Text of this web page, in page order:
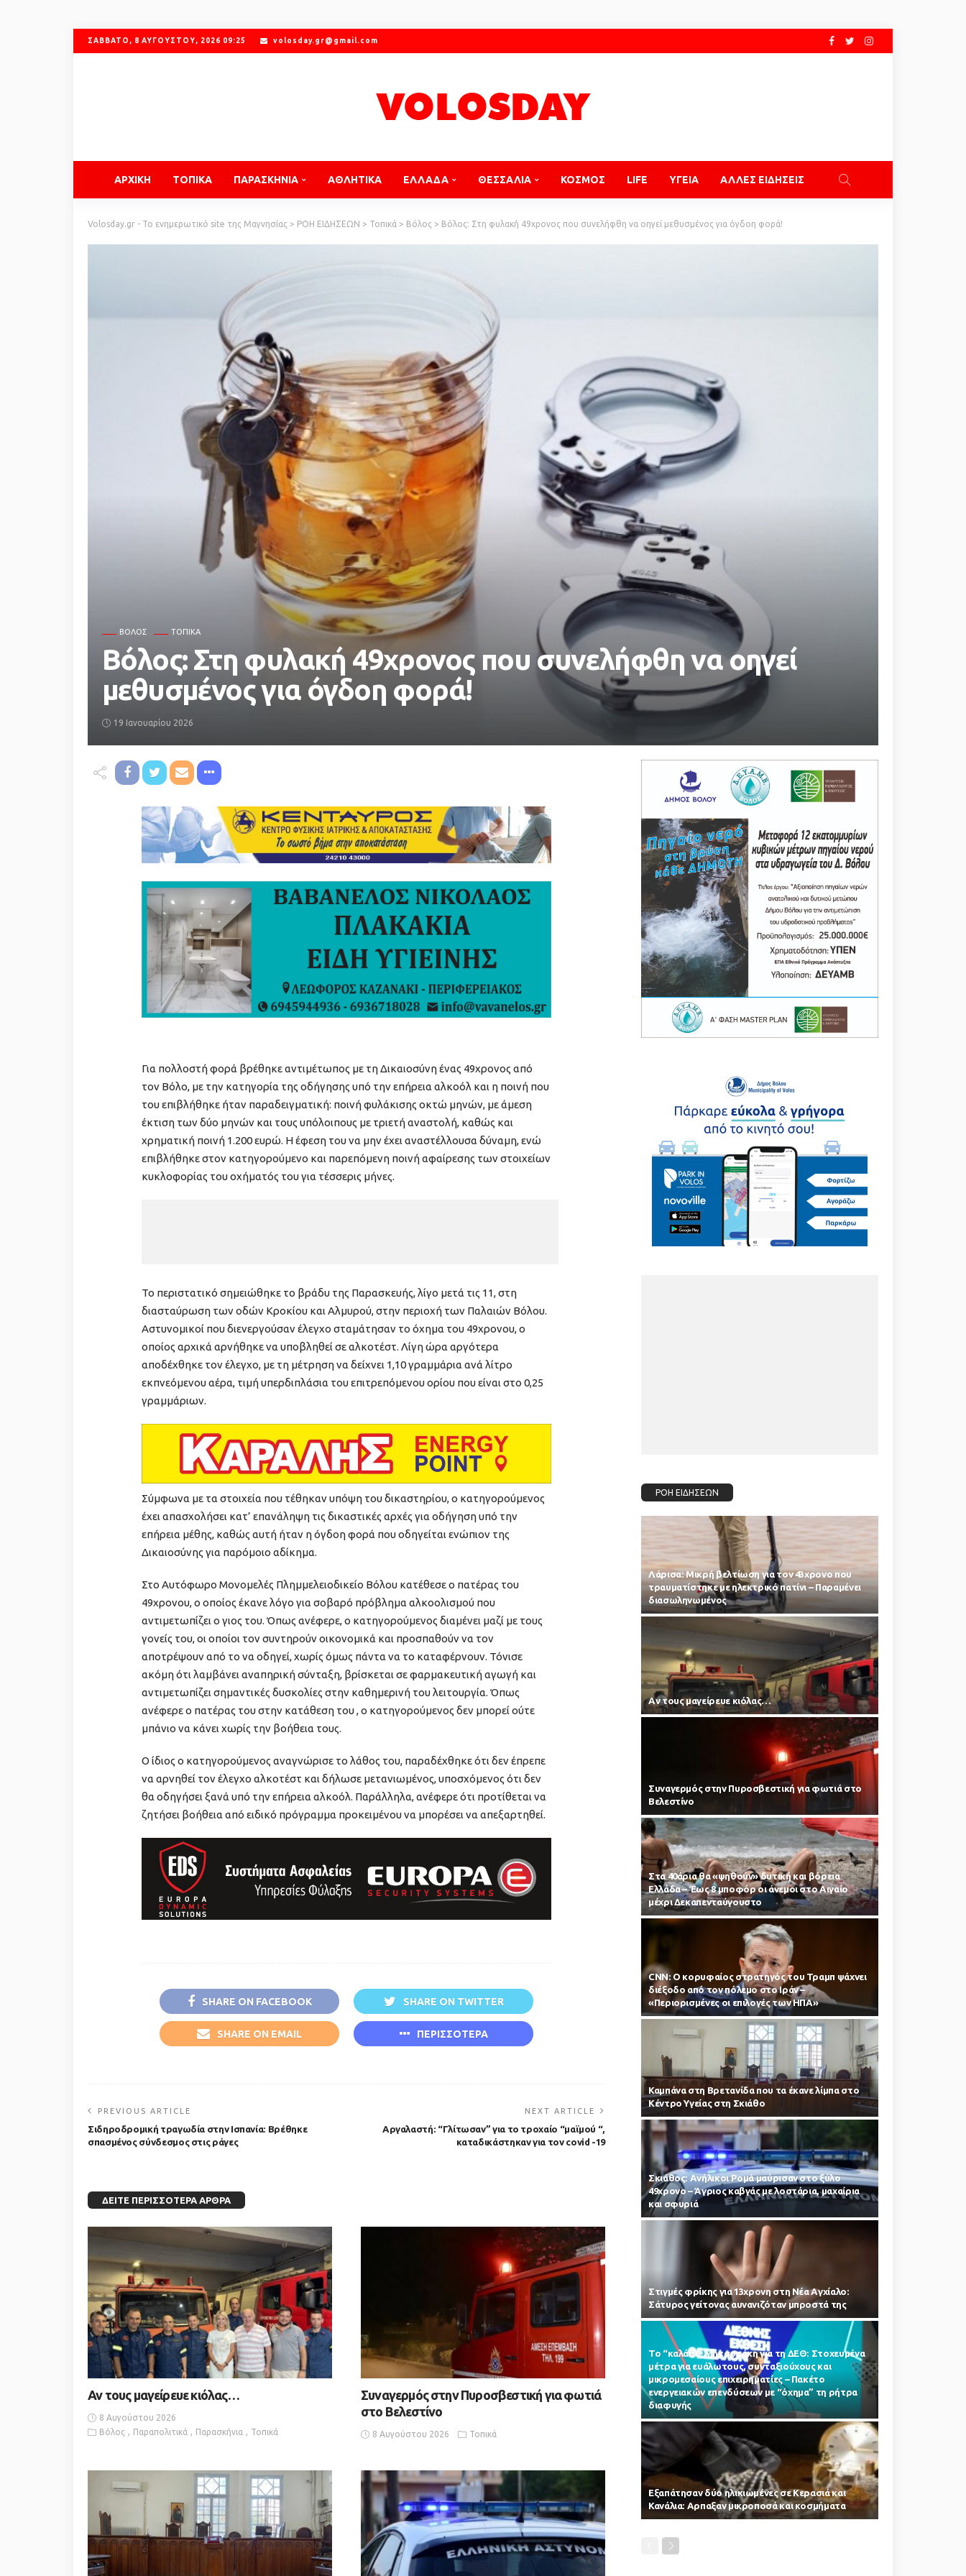
ΣΆΒΒΑΤΟ, 8 ΑΥΓΟΎΣΤΟΥ, 2026 09:25 volosday.gr@gmail.com
ΑΡΧΙΚΗ ΤΟΠΙΚΑ ΠΑΡΑΣΚΗΝΙΑ ΑΘΛΗΤΙΚΑ ΕΛΛΑΔΑ ΘΕΣΣΑΛΙΑ ΚΟΣΜΟΣ LIFE ΥΓΕΙΑ ΑΛΛΕΣ ΕΙΔΗΣΕΙΣ
Volosday.gr - Το ενημερωτικό site της Μαγνησίας > ΡΟΗ ΕΙΔΗΣΕΩΝ > Τοπικά > Βόλος > Βόλος: Στη φυλακή 49χρονος που συνελήφθη να οηγεί μεθυσμένος για όγδοη φορά!
ΒΌΛΟΣ ΤΟΠΙΚΆ
Βόλος: Στη φυλακή 49χρονος που συνελήφθη να οηγεί
μεθυσμένος για όγδοη φορά!
19 Ιανουαρίου 2026
Για πολλοστή φορά βρέθηκε αντιμέτωπος με τη Δικαιοσύνη ένας 49χρονος από
τον Βόλο, με την κατηγορία της οδήγησης υπό την επήρεια αλκοόλ και η ποινή που
του επιβλήθηκε ήταν παραδειγματική: ποινή φυλάκισης οκτώ μηνών, με άμεση
έκτιση των δύο μηνών και τους υπόλοιπους με τριετή αναστολή, καθώς και
χρηματική ποινή 1.200 ευρώ. Η έφεση του να μην έχει αναστέλλουσα δύναμη, ενώ
επιβλήθηκε στον κατηγορούμενο και παρεπόμενη ποινή αφαίρεσης των στοιχείων
κυκλοφορίας του οχήματός του για τέσσερις μήνες.
Το περιστατικό σημειώθηκε το βράδυ της Παρασκευής, λίγο μετά τις 11, στη
διασταύρωση των οδών Κροκίου και Αλμυρού, στην περιοχή των Παλαιών Βόλου.
Αστυνομικοί που διενεργούσαν έλεγχο σταμάτησαν το όχημα του 49χρονου, ο
οποίος αρχικά αρνήθηκε να υποβληθεί σε αλκοτέστ. Λίγη ώρα αργότερα
αποδέχθηκε τον έλεγχο, με τη μέτρηση να δείχνει 1,10 γραμμάρια ανά λίτρο
εκπνεόμενου αέρα, τιμή υπερδιπλάσια του επιτρεπόμενου ορίου που είναι στο 0,25
γραμμάριων.
Σύμφωνα με τα στοιχεία που τέθηκαν υπόψη του δικαστηρίου, ο κατηγορούμενος
έχει απασχολήσει κατ’ επανάληψη τις δικαστικές αρχές για οδήγηση υπό την
επήρεια μέθης, καθώς αυτή ήταν η όγδοη φορά που οδηγείται ενώπιον της
Δικαιοσύνης για παρόμοιο αδίκημα.
Στο Αυτόφωρο Μονομελές Πλημμελειοδικείο Βόλου κατέθεσε ο πατέρας του
49χρονου, ο οποίος έκανε λόγο για σοβαρό πρόβλημα αλκοολισμού που
αντιμετωπίζει ο γιος του. Όπως ανέφερε, ο κατηγορούμενος διαμένει μαζί με τους
γονείς του, οι οποίοι τον συντηρούν οικονομικά και προσπαθούν να τον
αποτρέψουν από το να οδηγεί, χωρίς όμως πάντα να το καταφέρνουν. Τόνισε
ακόμη ότι λαμβάνει αναπηρική σύνταξη, βρίσκεται σε φαρμακευτική αγωγή και
αντιμετωπίζει σημαντικές δυσκολίες στην καθημερινή του λειτουργία. Όπως
ανέφερε ο πατέρας του στην κατάθεση του , ο κατηγορούμενος δεν μπορεί ούτε
μπάνιο να κάνει χωρίς την βοήθεια τους.
Ο ίδιος ο κατηγορούμενος αναγνώρισε το λάθος του, παραδέχθηκε ότι δεν έπρεπε
να αρνηθεί τον έλεγχο αλκοτέστ και δήλωσε μετανιωμένος, υποσχόμενος ότι δεν
θα οδηγήσει ξανά υπό την επήρεια αλκοόλ. Παράλληλα, ανέφερε ότι προτίθεται να
ζητήσει βοήθεια από ειδικό πρόγραμμα προκειμένου να μπορέσει να απεξαρτηθεί.
SHARE ON FACEBOOK SHARE ON TWITTER
SHARE ON EMAIL ΠΕΡΙΣΣΟΤΕΡΑ
PREVIOUS ARTICLE
Σιδηροδρομική τραγωδία στην Ισπανία: Βρέθηκε
σπασμένος σύνδεσμος στις ράγες
NEXT ARTICLE
Αργαλαστή: “Γλίτωσαν” για το τροχαίο “μαϊμού “,
καταδικάστηκαν για τον covid -19
ΔΕΊΤΕ ΠΕΡΙΣΣΌΤΕΡΑ ΆΡΘΡΑ
Αν τους μαγείρευε κιόλας…
8 Αυγούστου 2026
Βόλος
Παραπολιτικά Παρασκήνια Τοπικά
Συναγερμός στην Πυροσβεστική για φωτιά
στο Βελεστίνο
8 Αυγούστου 2026 Τοπικά
ΡΟΗ ΕΙΔΗΣΕΩΝ
Λάρισα: Μικρή βελτίωση για τον 43χρονο που
τραυματίστηκε με ηλεκτρικό πατίνι – Παραμένει
διασωληνωμένος
Αν τους μαγείρευε κιόλας…
Συναγερμός στην Πυροσβεστική για φωτιά στο
Βελεστίνο
Στα 40άρια θα «ψηθούν» δυτική και βόρεια
Ελλάδα – Έως 8 μποφόρ οι άνεμοι στο Αιγαίο
μέχρι Δεκαπενταύγουστο
CNN: Ο κορυφαίος στρατηγός του Τραμπ ψάχνει
διέξοδο από τον πόλεμο στο Ιράν –
«Περιορισμένες οι επιλογές των ΗΠΑ»
Καμπάνα στη Βρετανίδα που τα έκανε λίμπα στο
Κέντρο Υγείας στη Σκιάθο
Σκιάθος: Ανήλικοι Ρομά μαύρισαν στο ξύλο
49χρονο – Άγριος καβγάς με λοστάρια, μαχαίρια
και σφυριά
Στιγμές φρίκης για 13χρονη στη Νέα Αγχίαλο:
Σάτυρος γείτονας αυνανιζόταν μπροστά της
Το “καλάθι” Μητσοτάκη για τη ΔΕΘ: Στοχευμένα
μέτρα για ευάλωτους, συνταξιούχους και
μικρομεσαίους επιχειρηματίες – Πακέτο
ενεργειακών επενδύσεων με “όχημα” τη ρήτρα
διαφυγής
Εξαπάτησαν δύο ηλικιωμένες σε Κερασιά και
Κανάλια: Αρπαξαν μικροποσά και κοσμήματα